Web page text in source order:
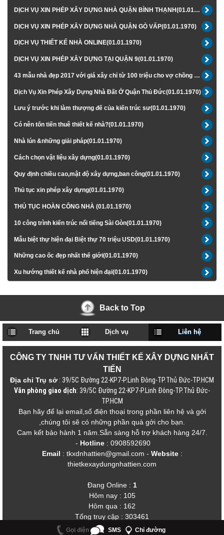
DỊCH VỤ XIN PHÉP XÂY DỰNG NHÀ QUẬN BÌNH THẠNH(01.01.1970)
DỊCH VỤ XIN PHÉP XÂY DỰNG NHÀ QUẬN GÒ VẤP(01.01.1970)
DỊCH VỤ THIẾT KẾ NHÀ ONLINE(01.01.1970)
DỊCH VỤ XIN PHÉP XÂY DỰNG TẠI QUẬN 9(01.01.1970)
43 mẫu nhà đẹp 2017 với giá xây chỉ từ 100 triệu cho vợ chồng trẻ(01.01.1970)
Dịch Vụ Xin Phép Xây Dựng Nhà Đất Ở Quận Thủ Đức(01.01.1970)
Lưu ý trước khi làm thượng đế của kiến trúc sư(01.01.1970)
Có nên tốn tiến thuê thiết kế nhà?(01.01.1970)
Nhà lún &những giải pháp(01.01.1970)
Cách chọn vật liệu xây dựng(01.01.1970)
Quy định chiều cao,mật độ xây dựng,ban công(01.01.1970)
Thủ tục xin phép xây dựng(01.01.1970)
THỦ TỤC HOÀN CÔNG NHÀ (01.01.1970)
10 công trình kiến trúc nổi tiếng Sài Gòn(01.01.1970)
Mẫu biệt thự hiện đại Biệt thự 70 triệu USD(01.01.1970)
Những cao ốc đẹp nhất thế giới(01.01.1970)
Xu hướng thiết kế nhà phố hiện đại(01.01.1970)
Back to Top
Trang chủ Dịch vụ Liên hệ
CÔNG TY TNHH TƯ VẤN THIẾT KẾ XÂY DỰNG NHẤT
TIẾN
Địa chỉ Trụ sở : 39/5C Đường 22-KP7-P.Linh Đông-TP.Thủ Đức-TP.HCM
Văn phòng giao dịch: 39/5C Đường 22-KP7-P.Linh Đông-TP.Thủ Đức-
TP.HCM
Bạn hãy để lại email,số điện thoại trong phần liên hệ và gởi
,chúng tôi sẽ có những phần quà gởi cho bạn.
Cam kết bảo hành 1 năm.Sẵn sàng hỗ trợ khách hàng 24/7.
- Hotline : 0908592690
Email : tkxdnhattien@gmail.com - Website:
thietkexaydungnhattien.com
Đang Online : 1
Hôm nay : 105
Hôm qua : 162
Tổng truy cập : 303461
2014 Copyright © NHẤT TIẾN. All rights reserved
Gọi điện SMS Chỉ đường